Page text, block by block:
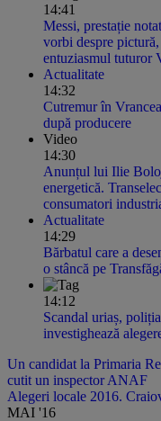
14:41
Messi, prestație
vorbi despre
entuziasmul tuturor
Actualitate
14:32
Cutremur în
după producere
Video
14:30
Anunțul lui Ilie
energetică.
consumatori
Actualitate
14:29
Bărbatul care a
o stâncă pe
14:12
Scandal uriaș,
investighează
Un candidat la Primaria
cutit un inspector ANAF
Alegeri locale 2016.
MAI '16